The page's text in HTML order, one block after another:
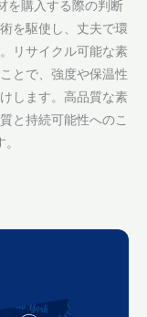
を購入する際の判断
を駆使し、丈夫で環
リサイクル可能な素
とで、強度や保温性
します。高品質な素
と持続可能性へのこ